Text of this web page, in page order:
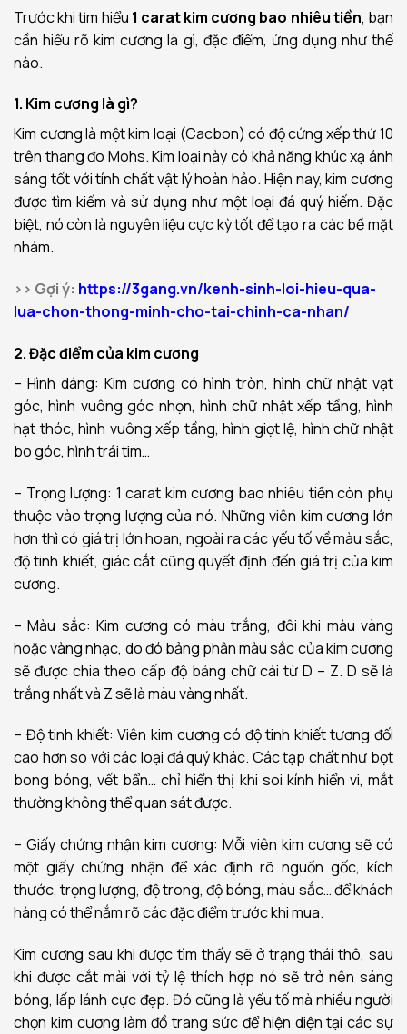
Trước khi tìm hiểu 1 carat kim cương bao nhiêu tiền, bạn
cần hiểu rõ kim cương là gì, đặc điểm, ứng dụng như thế
nào.
1. Kim cương là gì?
Kim cương là một kim loại (Cacbon) có độ cứng xếp thứ 10
trên thang đo Mohs. Kim loại này có khả năng khúc xạ ánh
sáng tốt với tính chất vật lý hoàn hảo. Hiện nay, kim cương
được tìm kiếm và sử dụng như một loại đá quý hiếm. Đặc
biệt, nó còn là nguyên liệu cực kỳ tốt để tạo ra các bề mặt
nhám.
>> Gợi ý: https://3gang.vn/kenh-sinh-loi-hieu-qua-
lua-chon-thong-minh-cho-tai-chinh-ca-nhan/
2. Đặc điểm của kim cương
– Hình dáng: Kim cương có hình tròn, hình chữ nhật vạt
góc, hình vuông góc nhọn, hình chữ nhật xếp tầng, hình
hạt thóc, hình vuông xếp tầng, hình giọt lệ, hình chữ nhật
bo góc, hình trái tim…
– Trọng lượng: 1 carat kim cương bao nhiêu tiền còn phụ
thuộc vào trọng lượng của nó. Những viên kim cương lớn
hơn thì có giá trị lớn hoan, ngoài ra các yếu tố về màu sắc,
độ tinh khiết, giác cắt cũng quyết định đến giá trị của kim
cương.
– Màu sắc: Kim cương có màu trắng, đôi khi màu vàng
hoặc vàng nhạc, do đó bảng phân màu sắc của kim cương
sẽ được chia theo cấp độ bảng chữ cái từ D – Z. D sẽ là
trắng nhất và Z sẽ là màu vàng nhất.
– Độ tinh khiết: Viên kim cương có độ tinh khiết tương đối
cao hơn so với các loại đá quý khác. Các tạp chất như bọt
bong bóng, vết bẩn… chỉ hiển thị khi soi kính hiển vi, mắt
thường không thể quan sát được.
– Giấy chứng nhận kim cương: Mỗi viên kim cương sẽ có
một giấy chứng nhận để xác định rõ nguồn gốc, kích
thước, trọng lượng, độ trong, độ bóng, màu sắc… để khách
hàng có thể nắm rõ các đặc điểm trước khi mua.
Kim cương sau khi được tìm thấy sẽ ở trạng thái thô, sau
khi được cắt mài với tỷ lệ thích hợp nó sẽ trở nên sáng
bóng, lấp lánh cực đẹp. Đó cũng là yếu tố mà nhiều người
chọn kim cương làm đồ trang sức để hiện diện tại các sự